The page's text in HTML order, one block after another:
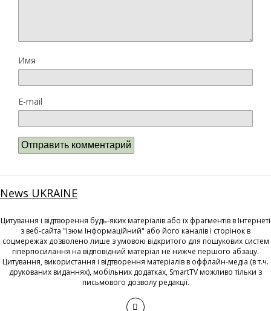
Имя
E-mail
News UKRAINE
Цитування і відтворення будь-яких матеріалів або їх фрагментів в Інтернеті
з веб-сайта "Ізюм Інформаційний" або його каналів і сторінок в
соцмережах дозволено лише з умовою відкритого для пошукових систем
гіперпосилання на відповідний матеріал не нижче першого абзацу.
Цитування, використання і відтворення матеріалів в оффлайн-медіа (в т.ч.
друкованих виданнях), мобільних додатках, SmartTV можливо тільки з
письмового дозволу редакції.